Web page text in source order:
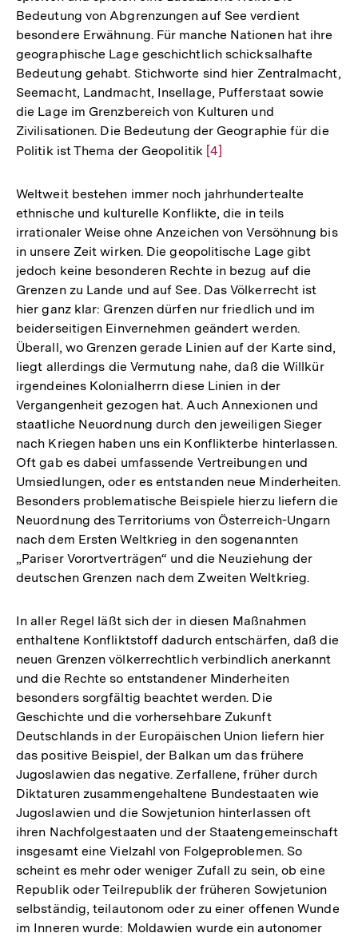
Bedeutung von Abgrenzungen auf See verdient
besondere Erwähnung. Für manche Nationen hat ihre
geographische Lage geschichtlich schicksalhafte
Bedeutung gehabt. Stichworte sind hier Zentralmacht,
Seemacht, Landmacht, Insellage, Pufferstaat sowie
die Lage im Grenzbereich von Kulturen und
Zivilisationen. Die Bedeutung der Geographie für die
Politik ist Thema der Geopolitik Zur
der
Fußnote
[4]
Weltweit bestehen immer noch jahrhundertealte
ethnische und kulturelle Konflikte, die in teils
irrationaler Weise ohne Anzeichen von Versöhnung bis
in unsere Zeit wirken. Die geopolitische Lage gibt
jedoch keine besonderen Rechte in bezug auf die
Grenzen zu Lande und auf See. Das Völkerrecht ist
hier ganz klar: Grenzen dürfen nur friedlich und im
beiderseitigen Einvernehmen geändert werden.
Überall, wo Grenzen gerade Linien auf der Karte sind,
liegt allerdings die Vermutung nahe, daß die Willkür
irgendeines Kolonialherrn diese Linien in der
Vergangenheit gezogen hat. Auch Annexionen und
staatliche Neuordnung durch den jeweiligen Sieger
nach Kriegen haben uns ein Konflikterbe hinterlassen.
Oft gab es dabei umfassende Vertreibungen und
Umsiedlungen, oder es entstanden neue Minderheiten.
Besonders problematische Beispiele hierzu liefern die
Neuordnung des Territoriums von Österreich-Ungarn
nach dem Ersten Weltkrieg in den sogenannten
„Pariser Vorortverträgen“ und die Neuziehung der
deutschen Grenzen nach dem Zweiten Weltkrieg.
In aller Regel läßt sich der in diesen Maßnahmen
enthaltene Konfliktstoff dadurch entschärfen, daß die
neuen Grenzen völkerrechtlich verbindlich anerkannt
und die Rechte so entstandener Minderheiten
besonders sorgfältig beachtet werden. Die
Geschichte und die vorhersehbare Zukunft
Deutschlands in der Europäischen Union liefern hier
das positive Beispiel, der Balkan um das frühere
Jugoslawien das negative. Zerfallene, früher durch
Diktaturen zusammengehaltene Bundestaaten wie
Jugoslawien und die Sowjetunion hinterlassen oft
ihren Nachfolgestaaten und der Staatengemeinschaft
insgesamt eine Vielzahl von Folgeproblemen. So
scheint es mehr oder weniger Zufall zu sein, ob eine
Republik oder Teilrepublik der früheren Sowjetunion
selbständig, teilautonom oder zu einer offenen Wunde
im Inneren wurde: Moldawien wurde ein autonomer